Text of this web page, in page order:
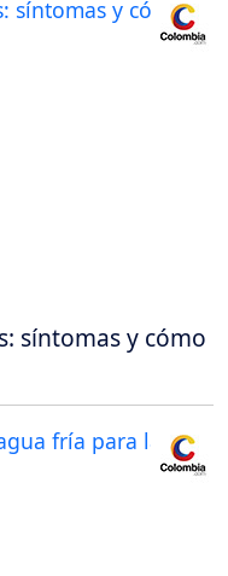
síntomas y cómo